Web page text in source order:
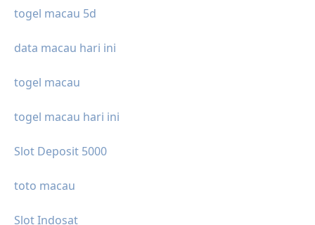
togel macau 5d
data macau hari ini
togel macau
togel macau hari ini
Slot Deposit 5000
toto macau
Slot Indosat